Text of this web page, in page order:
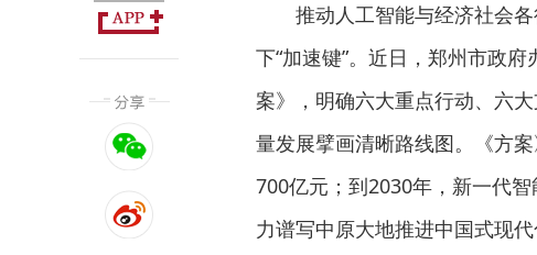
推动人工智能与经济社会
下“加速键”。近日，郑州市政
案》，明确六大重点行动、六
量发展擘画清晰路线图。《方
700亿元；到2030年，新一代
力谱写中原大地推进中国式现